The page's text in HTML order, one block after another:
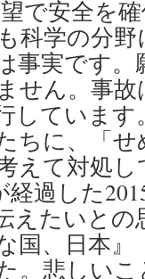
で安全を
科学の分
事実です
せん。事
していま
ちに、「
えて対処
過した
えたいとの
国、日本』
。悲しい